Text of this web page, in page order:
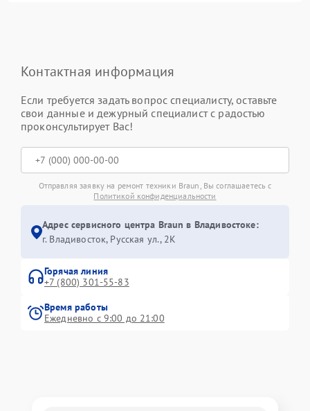
Контактная информация
Если требуется задать вопрос специалисту, оставьте
свои данные и дежурный специалист с радостью
проконсультирует Вас!
Отправляя заявку на ремонт техники Braun, Вы соглашаетесь с
Политикой конфиденциальности
Адрес сервисного центра Braun в Владивостоке:
г. Владивосток, Русская ул., 2К
Горячая линия
+7 (800) 301-55-83
Время работы
Ежедневно с 9:00 до 21:00